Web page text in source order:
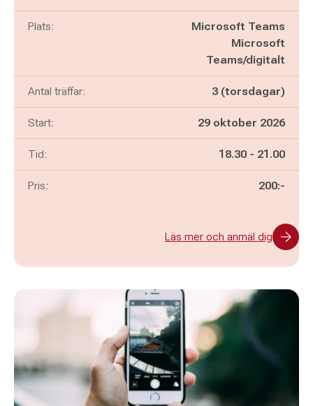
Plats:
Microsoft Teams
Microsoft
Teams/digitalt
Antal träffar: 3 (torsdagar)
Start: 29 oktober 2026
Tid: Pågår mellan
18.30 - och
21.00
Pris: 200:-
Läs mer och anmäl dig